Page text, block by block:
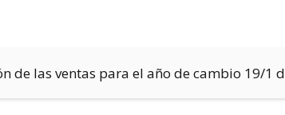
de las ventas para el año de cambio 19/1